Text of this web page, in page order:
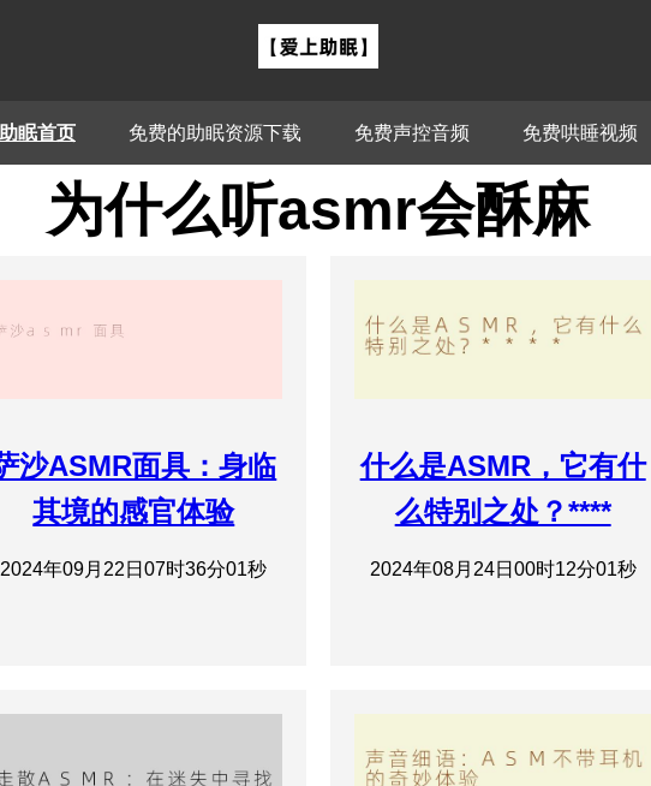
助眠首页 免费的助眠资源下载 免费声控音频 免费哄睡视频
为什么听asmr会酥麻
沙ASMR面具：身临
其境的感官体验
2024年09月22日07时36分01秒
什么是ASMR，它有什
么特别之处？****
2024年08月24日00时12分01秒